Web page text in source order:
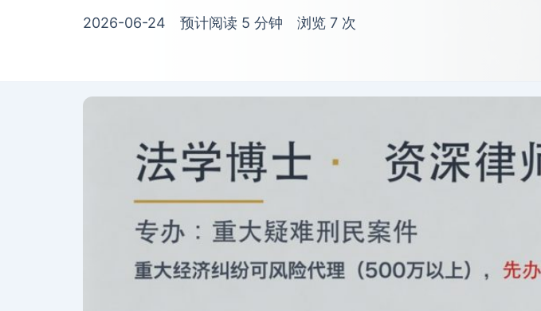
2026-06-24 预计阅读 5 分钟 浏览 7 次